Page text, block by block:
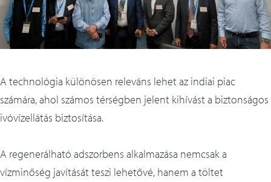
A technológia különösen releváns lehet az indiai piac
számára, ahol számos térségben jelent kihívást a biztonságos
ivóvízellátás biztosítása.
A regenerálható adszorbens alkalmazása nemcsak a
vízminőség javítását teszi lehetővé, hanem a töltet